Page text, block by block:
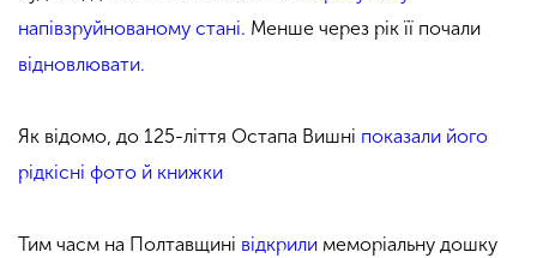
напівзруйнованому стані. Менше через рік її почали
відновлювати.
Як відомо, до 125-ліття Остапа Вишні показали його
рідкісні фото й книжки
Тим часм на Полтавщині відкрили меморіальну дошку